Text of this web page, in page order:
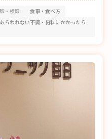
・検診
食事・食べ方
らわれない不調・何科にかかったら